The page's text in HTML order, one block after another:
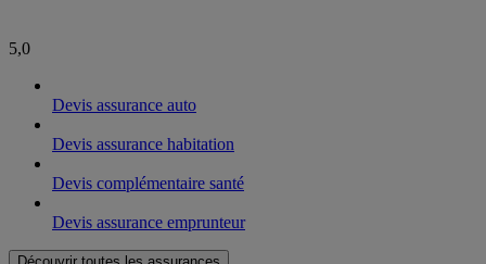
5,0
Devis assurance auto
Devis assurance habitation
Devis complémentaire santé
Devis assurance emprunteur